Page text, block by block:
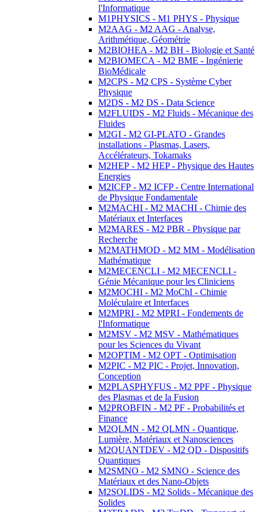
l'Informatique
M1PHYSICS - M1 PHYS - Physique
M2AAG - M2 AAG - Analyse,
Arithmétique, Géométrie
M2BIOHEA - M2 BH - Biologie et Santé
M2BIOMECA - M2 BME - Ingénierie
BioMédicale
M2CPS - M2 CPS - Système Cyber
Physique
M2DS - M2 DS - Data Science
M2FLUIDS - M2 Fluids - Mécanique des
Fluides
M2GI - M2 GI-PLATO - Grandes
installations - Plasmas, Lasers,
Accélérateurs, Tokamaks
M2HEP - M2 HEP - Physique des Hautes
Energies
M2ICFP - M2 ICFP - Centre International
de Physique Fondamentale
M2MACHI - M2 MACHI - Chimie des
Matériaux et Interfaces
M2MARES - M2 PBR - Physique par
Recherche
M2MATHMOD - M2 MM - Modélisation
Mathématique
M2MECENCLI - M2 MECENCLI -
Génie Mécanique pour les Cliniciens
M2MOCHI - M2 MoChI - Chimie
Moléculaire et Interfaces
M2MPRI - M2 MPRI - Fondements de
l'Informatique
M2MSV - M2 MSV - Mathématiques
pour les Sciences du Vivant
M2OPTIM - M2 OPT - Optimisation
M2PIC - M2 PIC - Projet, Innovation,
Conception
M2PLASPHYFUS - M2 PPF - Physique
des Plasmas et de la Fusion
M2PROBFIN - M2 PF - Probabilités et
Finance
M2QLMN - M2 QLMN - Quantique,
Lumière, Matériaux et Nanosciences
M2QUANTDEV - M2 QD - Dispositifs
Quantiques
M2SMNO - M2 SMNO - Science des
Matériaux et des Nano-Objets
M2SOLIDS - M2 Solids - Mécanique des
Solides